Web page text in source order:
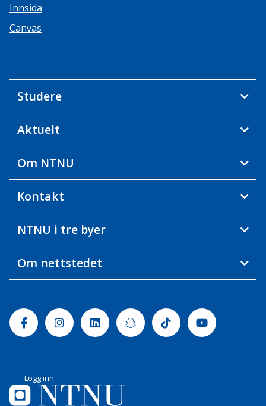
Innsida
Canvas
Studere
Aktuelt
Om NTNU
Kontakt
NTNU i tre byer
Om nettstedet
FacebookInstagramLinkedinSnapchatTiktok Youtube
Logg inn